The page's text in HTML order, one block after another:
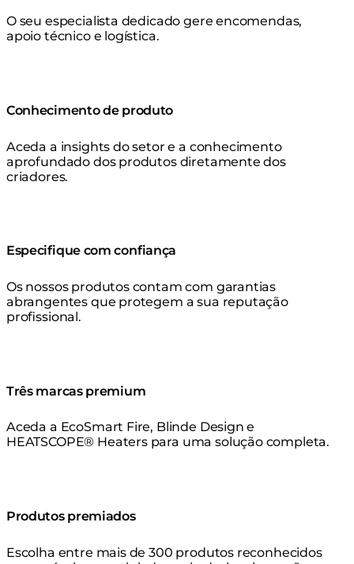
O seu especialista dedicado gere encomendas,
apoio técnico e logística.
Conhecimento de produto
Aceda a insights do setor e a conhecimento
aprofundado dos produtos diretamente dos
criadores.
Especifique com confiança
Os nossos produtos contam com garantias
abrangentes que protegem a sua reputação
profissional.
Três marcas premium
Aceda a EcoSmart Fire, Blinde Design e
HEATSCOPE® Heaters para uma solução completa.
Produtos premiados
Escolha entre mais de 300 produtos reconhecidos